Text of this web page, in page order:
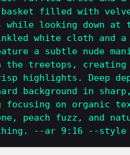
filled with
while looking down
white cloth and a
a subtle nude
treetops, creating
highlights. Deep
background in
focusing on organic
peach fuzz, and
--ar 9:16 --